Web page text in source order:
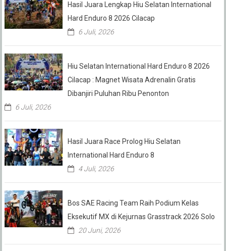
Hasil Juara Lengkap Hiu Selatan International
Hard Enduro 8 2026 Cilacap
6 Juli, 2026
Hiu Selatan International Hard Enduro 8 2026
Cilacap : Magnet Wisata Adrenalin Gratis
Dibanjiri Puluhan Ribu Penonton
6 Juli, 2026
Hasil Juara Race Prolog Hiu Selatan
International Hard Enduro 8
4 Juli, 2026
Bos SAE Racing Team Raih Podium Kelas
Eksekutif MX di Kejurnas Grasstrack 2026 Solo
20 Juni, 2026